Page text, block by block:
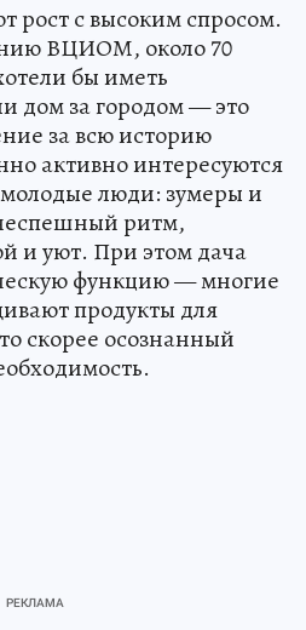
рост с высоким спросом.
ВЦИОМ, около 70
бы иметь
дом за городом — это
за всю историю
активно интересуются
люди: зумеры и
ритм,
и уют. При этом дача
функцию — многие
продукты для
скорее осознанный